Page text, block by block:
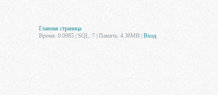
Главная страница
Время: 0.0985 | SQL: 7 | Память: 4.36MB Вход